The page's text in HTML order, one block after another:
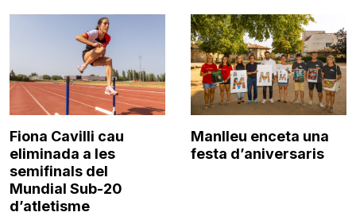
Fiona Cavilli cau
eliminada a les
semifinals del
Mundial Sub-20
d’atletisme
Manlleu enceta una
festa d’aniversaris